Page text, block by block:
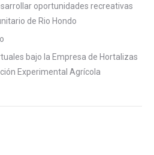
oportunidades recreativas
de Rio Hondo
bajo la Empresa de Hortalizas
Experimental Agrícola